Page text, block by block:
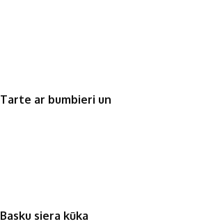
Tarte ar bumbieri un
Basku siera kūka